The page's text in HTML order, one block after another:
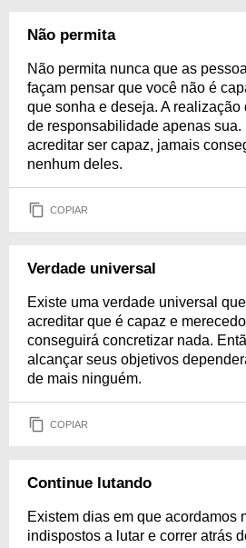
Não permita
Não permita nunca que as
façam pensar que você não é
que sonha e deseja. A realização
de responsabilidade apenas sua.
acreditar ser capaz, jamais
nenhum deles.
COPIAR
Verdade universal
Existe uma verdade universal
acreditar que é capaz e
conseguirá concretizar nada.
alcançar seus objetivos
de mais ninguém.
COPIAR
Continue lutando
Existem dias em que acordamos
indispostos a lutar e correr atrás